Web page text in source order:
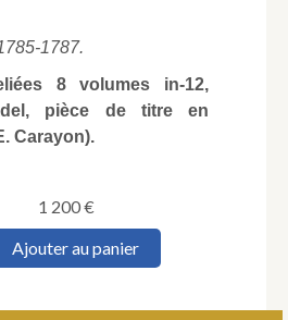
1787.
8 volumes in-12,
pièce de titre en
Carayon).
1 200€
Ajouter au panier